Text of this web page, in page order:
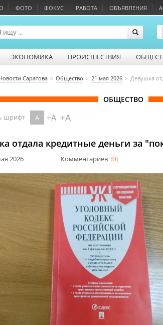
ФОТО ФОКУС РАБОТА ОБЪЯВЛЕНИЯ
ЭКОНОМИКА ПРОИСШЕСТВИЯ
Саратова Общество 21 мая 2026 Девушка
ОБЩЕСТВО
шрифт A +A +A
отдала кредитные деньги за
2026 Комментариев [0]